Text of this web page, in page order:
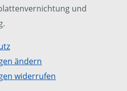
und
ändern
widerrufen